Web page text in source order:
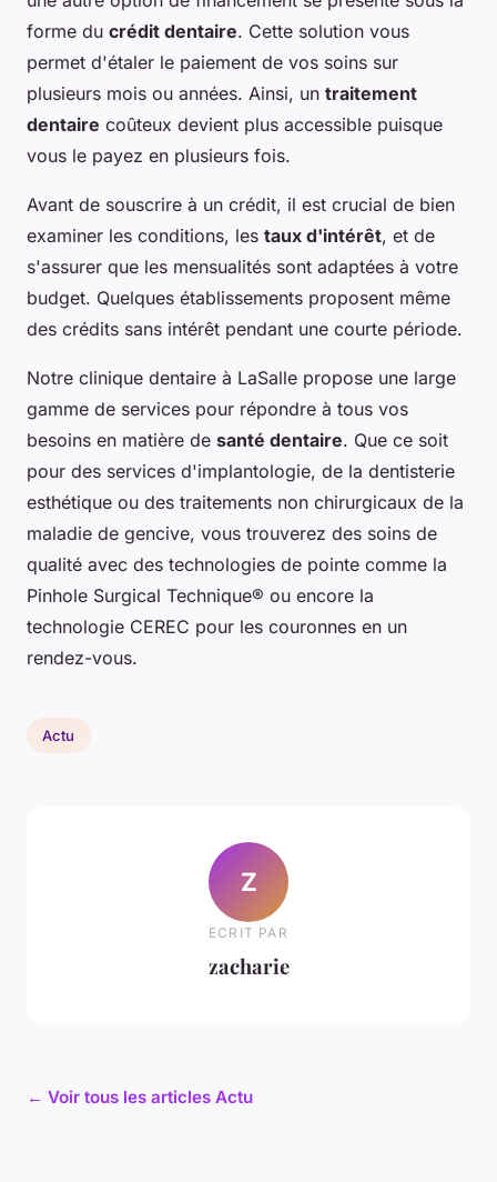
forme du crédit dentaire. Cette solution vous
permet d'étaler le paiement de vos soins sur
plusieurs mois ou années. Ainsi, un traitement
dentaire coûteux devient plus accessible puisque
vous le payez en plusieurs fois.
Avant de souscrire à un crédit, il est crucial de bien
examiner les conditions, les taux d'intérêt, et de
s'assurer que les mensualités sont adaptées à votre
budget. Quelques établissements proposent même
des crédits sans intérêt pendant une courte période.
Notre clinique dentaire à LaSalle propose une large
gamme de services pour répondre à tous vos
besoins en matière de santé dentaire. Que ce soit
pour des services d'implantologie, de la dentisterie
esthétique ou des traitements non chirurgicaux de la
maladie de gencive, vous trouverez des soins de
qualité avec des technologies de pointe comme la
Pinhole Surgical Technique® ou encore la
technologie CEREC pour les couronnes en un
rendez-vous.
Actu
Z
ECRIT PAR
zacharie
← Voir tous les articles Actu